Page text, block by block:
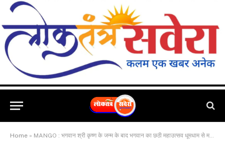
Home » MANGO : भगवान श्री कृष्ण के जन्म के बाद भगवान का छठी महाउत्सव धूमधाम से मनाया गया